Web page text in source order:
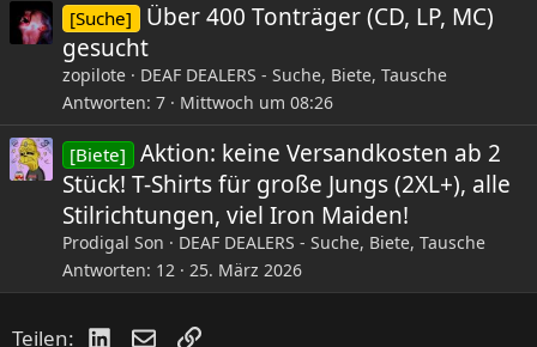
[Suche]
Über 400 Tonträger (CD, LP, MC)
gesucht
zopilote
DEAF DEALERS - Suche, Biete, Tausche
Antworten 7 Mittwoch um 08:26
[Biete]
Aktion: keine Versandkosten ab 2
Stück! T-Shirts für große Jungs (2XL+), alle
Stilrichtungen, viel Iron Maiden!
Prodigal Son
DEAF DEALERS - Suche, Biete, Tausche
Antworten 12 25. März 2026
Teilen: LinkedIn
E-MailLink